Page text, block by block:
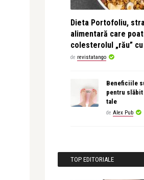
Dieta Portofoliu,
alimentară care
colesterolul „rău” cu
de revistatango
Beneficiile
pentru slăbit
tale
de Alex Pub
TOP EDITORIALE